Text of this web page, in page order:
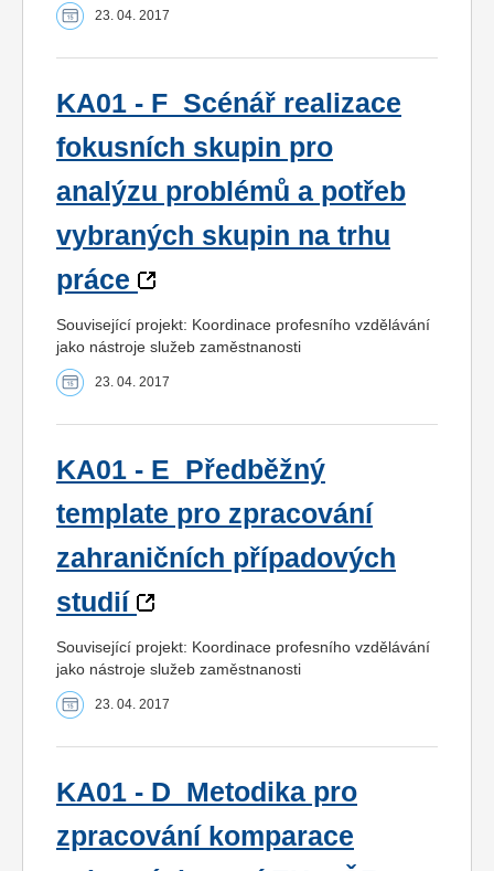
23. 04. 2017
KA01 - F_Scénář realizace
fokusních skupin pro
analýzu problémů a potřeb
vybraných skupin na trhu
práce
Související projekt: Koordinace profesního vzdělávání
jako nástroje služeb zaměstnanosti
23. 04. 2017
KA01 - E_Předběžný
template pro zpracování
zahraničních případových
studií
Související projekt: Koordinace profesního vzdělávání
jako nástroje služeb zaměstnanosti
23. 04. 2017
KA01 - D_Metodika pro
zpracování komparace